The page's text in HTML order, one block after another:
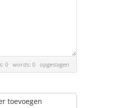
0 words: 0 opgeslagen
toevoegen